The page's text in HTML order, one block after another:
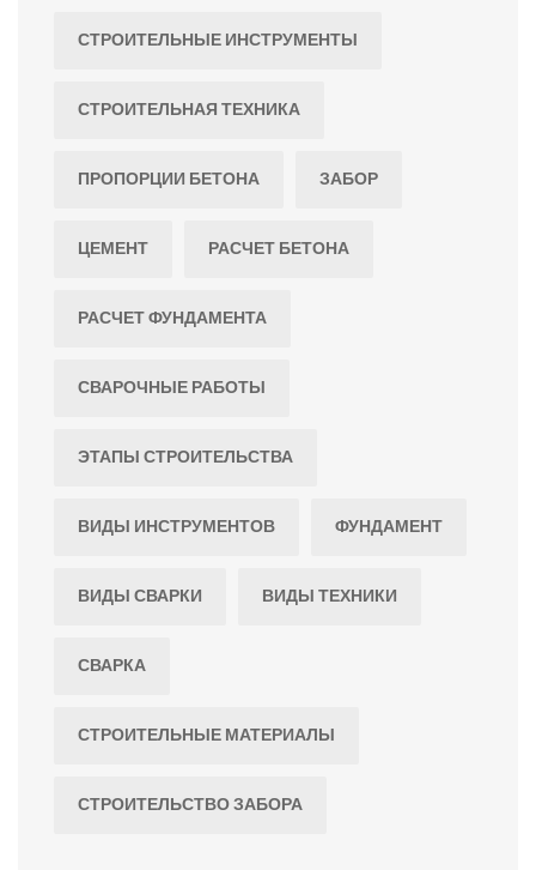
СТРОИТЕЛЬНЫЕ ИНСТРУМЕНТЫ
СТРОИТЕЛЬНАЯ ТЕХНИКА
ПРОПОРЦИИ БЕТОНА ЗАБОР
ЦЕМЕНТ РАСЧЕТ БЕТОНА
РАСЧЕТ ФУНДАМЕНТА
СВАРОЧНЫЕ РАБОТЫ
ЭТАПЫ СТРОИТЕЛЬСТВА
ВИДЫ ИНСТРУМЕНТОВ ФУНДАМЕНТ
ВИДЫ СВАРКИ ВИДЫ ТЕХНИКИ
СВАРКА
СТРОИТЕЛЬНЫЕ МАТЕРИАЛЫ
СТРОИТЕЛЬСТВО ЗАБОРА